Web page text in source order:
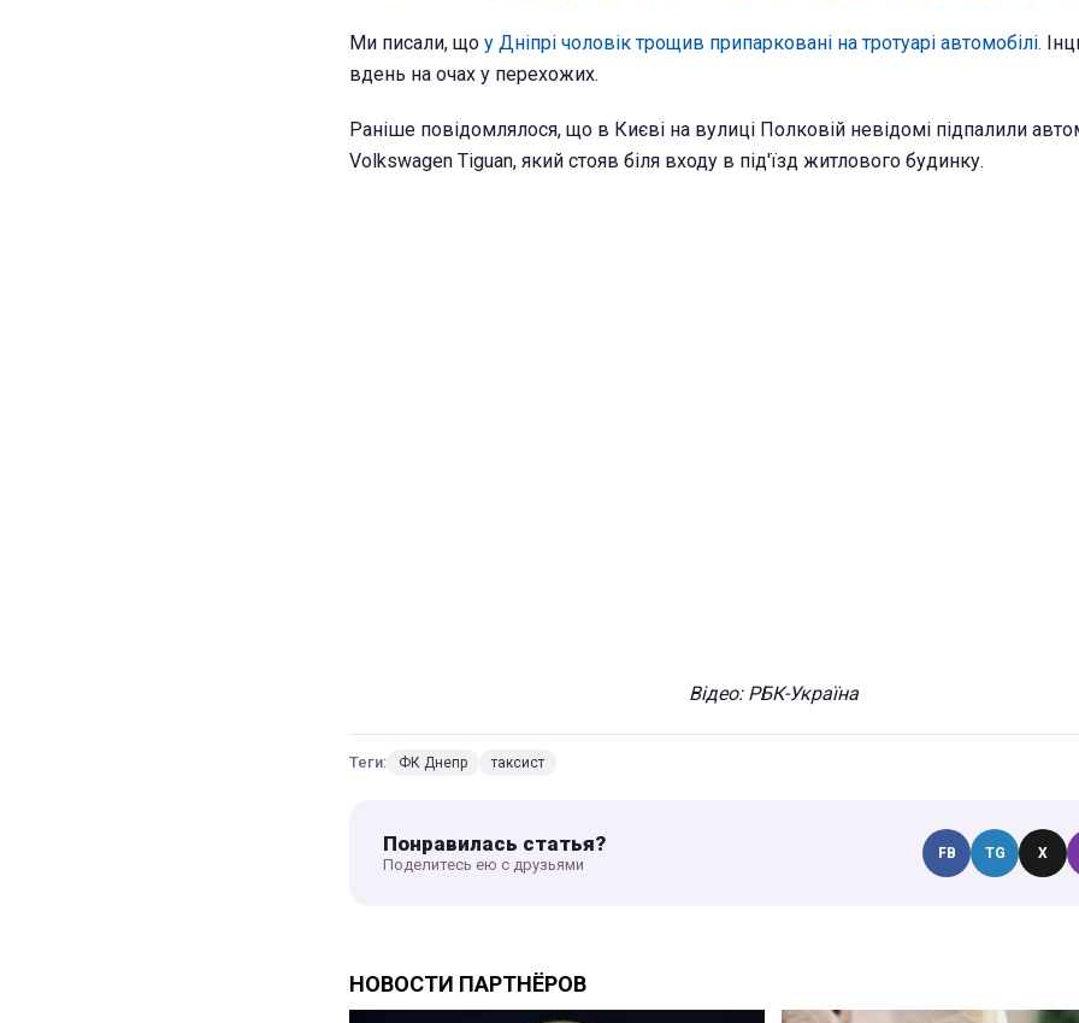
Ми писали, що у Дніпрі чоловік трощив припарковані на тротуарі автомобілі.
вдень на очах у перехожих.
Раніше повідомлялося, що в Києві на вулиці Полковій невідомі підпалили
Volkswagen Tiguan, який стояв біля входу в під'їзд житлового будинку.
Відео: РБК-Україна
Теги: ФК Днепр таксист
Понравилась статья?
Поделитесь ею с друзьями
FB TG X